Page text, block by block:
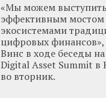
«Мы можем выступить
эффективным
экосистемами
цифровых финансов»,
Винс в ходе беседы
Digital Asset Summit в
во вторник.